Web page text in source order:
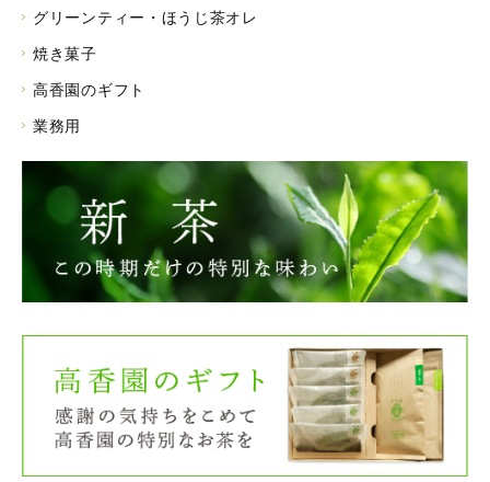
グリーンティー・ほうじ茶オレ
焼き菓子
高香園のギフト
業務用